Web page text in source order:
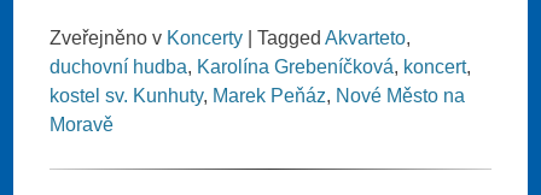
Zveřejněno v Koncerty |TaggedAkvarteto,
duchovní hudba, Karolína Grebeníčková, koncert,
kostel sv. Kunhuty, Marek Peňáz, Nové Město na
Moravě